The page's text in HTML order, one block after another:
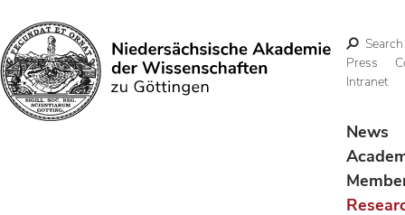
Search
Search
Press
Intranet
News